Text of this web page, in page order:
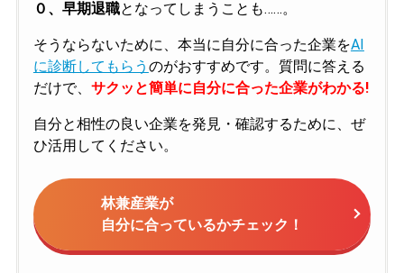
０、早期退職となってしまうことも……。
そうならないために、本当に自分に合った企業をAI
に診断してもらう のがおすすめです。質問に答える
だけで、 サクッと簡単に自分に合った企業がわかる!
自分と相性の良い企業を発見・確認するために、ぜ
ひ活用してください。
林兼産業が
自分に合っているかチェック！